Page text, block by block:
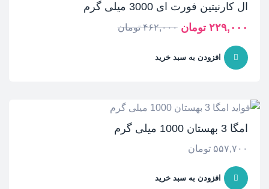
ال کارنیتین فورت ای 3000 میلی گرم
۴۶۲,۰۰۰ تومان ۲۲۹,۰۰۰ تومان
افزودن به سبد خرید
امگا 3 بهستان 1000 میلی گرم
۵۵۷,۷۰۰ تومان
افزودن به سبد خرید